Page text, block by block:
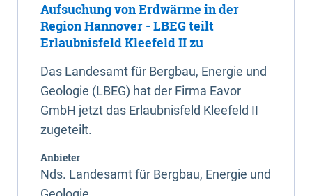
Aufsuchung von Erdwärme in der
Region Hannover - LBEG teilt
Erlaubnisfeld Kleefeld II zu
Das Landesamt für Bergbau, Energie und
Geologie (LBEG) hat der Firma Eavor
GmbH jetzt das Erlaubnisfeld Kleefeld II
zugeteilt.
Anbieter
Nds. Landesamt für Bergbau, Energie und